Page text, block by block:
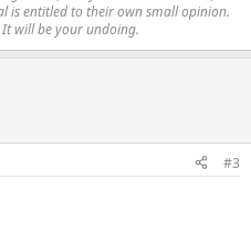
is entitled to their own small opinion.
It will be your undoing.
#3